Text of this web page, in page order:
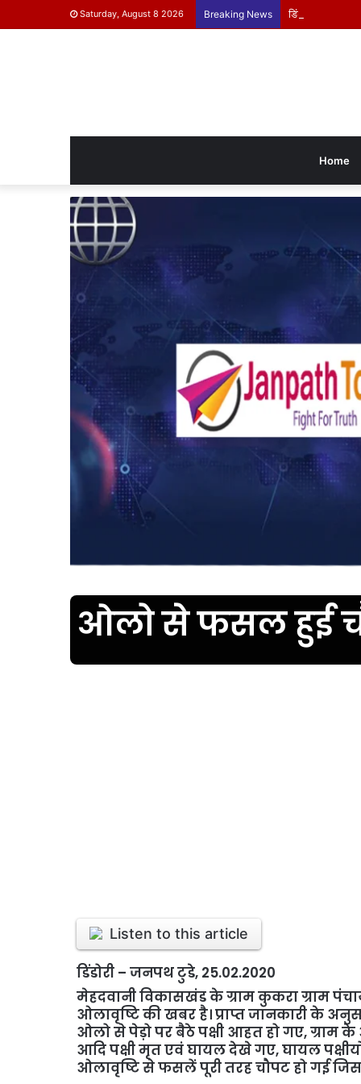
Saturday, August 8 2026 Breaking News डिंडोरी के बच्चे
Home
ओलो से फसल हुई
Listen to this article
डिंडोरी – जनपथ टुडे, 25.02.2020
मेहदवानी विकासखंड के ग्राम कुकरा ग्राम
ओलावृष्टि की खबर है। प्राप्त जानकारी के
ओलो से पेड़ो पर बैठे पक्षी आहत हो गए,
आदि पक्षी मृत एवं घायल देखे गए, घायल
ओलावृष्टि से फसलें पूरी तरह चौपट हो गई